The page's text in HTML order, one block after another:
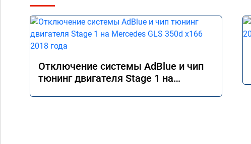
Отключение системы AdBlue и чип
тюнинг двигателя Stage 1 на